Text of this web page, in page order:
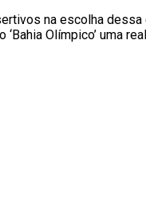
na escolha
Olímpico’ uma